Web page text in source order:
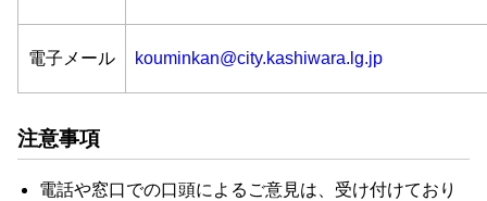
電子メール kouminkan@city.kashiwara.lg.jp
注意事項
電話や窓口での口頭によるご意見は、受け付けており